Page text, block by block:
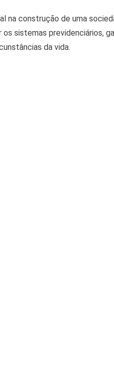
na construção de uma
sistemas previdenciários,
da vida.